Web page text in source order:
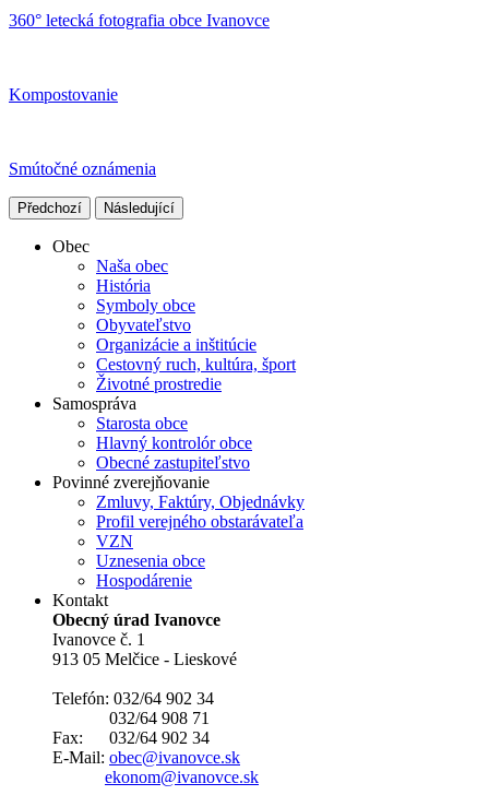
360° letecká fotografia obce Ivanovce
Kompostovanie
Smútočné oznámenia
Předchozí Následující
Obec
Naša obec
História
Symboly obce
Obyvateľstvo
Organizácie a inštitúcie
Cestovný ruch, kultúra, šport
Životné prostredie
Samospráva
Starosta obce
Hlavný kontrolór obce
Obecné zastupiteľstvo
Povinné zverejňovanie
Zmluvy, Faktúry, Objednávky
Profil verejného obstarávateľa
VZN
Uznesenia obce
Hospodárenie
Kontakt
Obecný úrad Ivanovce
Ivanovce č. 1
913 05 Melčice - Lieskové
Telefón: 032/64 902 34
032/64 908 71
Fax: 032/64 902 34
E-Mail: obec@ivanovce.sk
ekonom@ivanovce.sk